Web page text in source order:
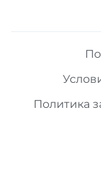
Политика